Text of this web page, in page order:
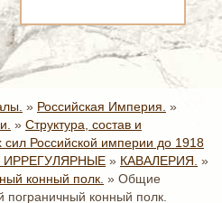
» Российская Империя. »
» Структура, состав и
Российской империи до 1918
» КАВАЛЕРИЯ. »
конный полк. » Общие
конный полк.